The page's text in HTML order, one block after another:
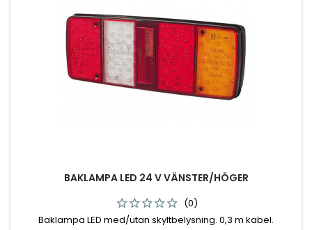
BAKLAMPA LED 24 V VÄNSTER/HÖGER
(0)
Baklampa LED med/utan skyltbelysning. 0,3 m kabel.